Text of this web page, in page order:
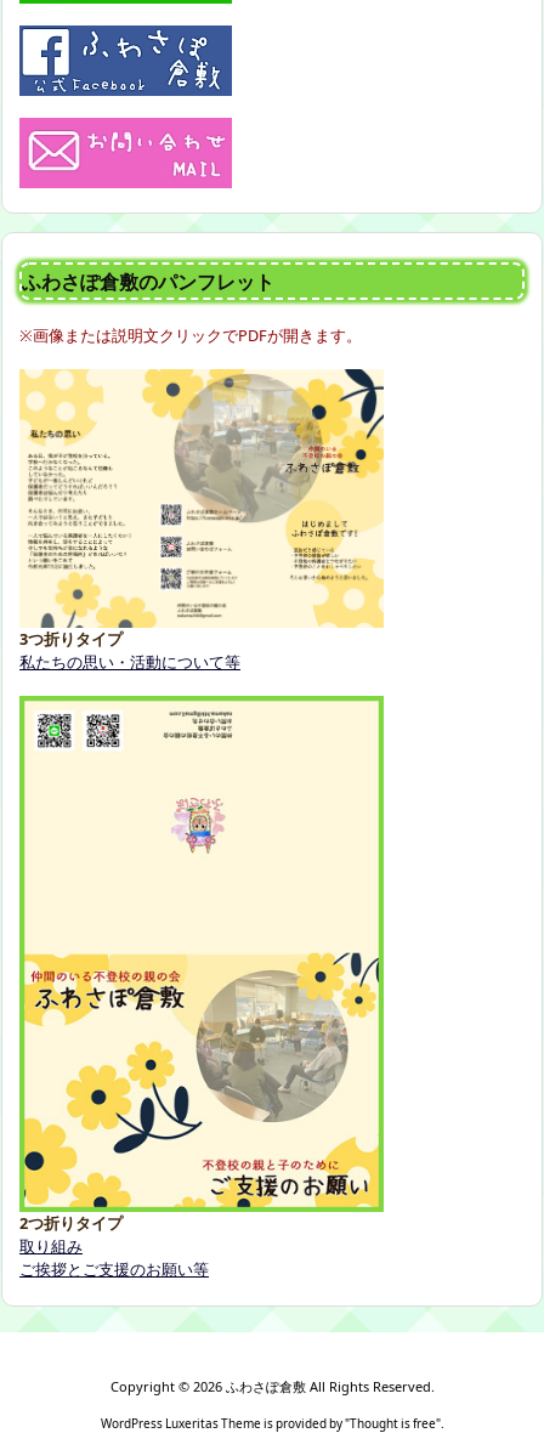
ふわさぽ倉敷のパンフレット
※画像または説明文クリックでPDFが開きます。
3つ折りタイプ
私たちの思い・活動について等
2つ折りタイプ
取り組み
ご挨拶とご支援のお願い等
Copyright © 2026 ふわさぽ倉敷All Rights Reserved.
WordPress Luxeritas Theme is provided by "Thought is free".